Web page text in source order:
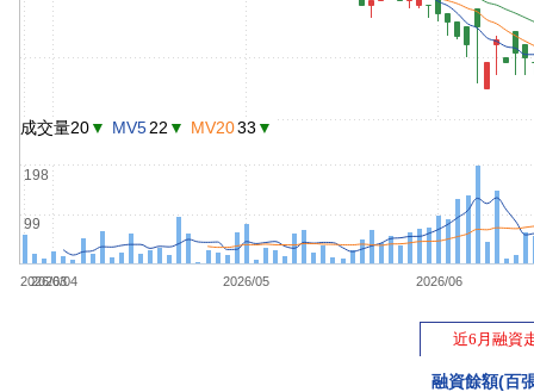
2026/03
2026/04 2026/05 2026/06
99
198
成交量20▼ MV522 ▼ MV2033 ▼
近6月融資
融資餘額(百